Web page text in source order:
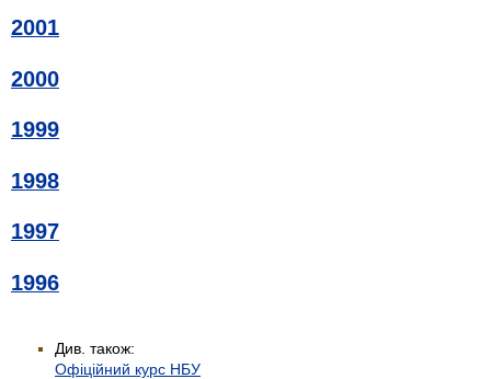
2001
2000
1999
1998
1997
1996
Див. також:
Офіційний курс НБУ